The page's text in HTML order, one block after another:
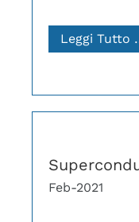
Leggi Tutto
Feb-2021